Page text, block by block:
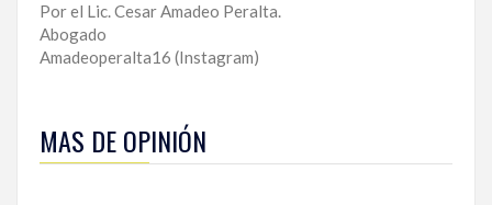
Por el Lic. Cesar Amadeo Peralta.
Abogado
Amadeoperalta16 (Instagram)
MAS DE OPINIÓN